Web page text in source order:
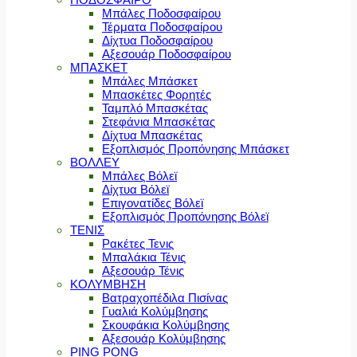
Μπάλες Ποδοσφαίρου
Τέρματα Ποδοσφαίρου
Δίχτυα Ποδοσφαίρου
Αξεσουάρ Ποδοσφαίρου
ΜΠΑΣΚΕΤ
Μπάλες Μπάσκετ
Μπασκέτες Φορητές
Ταμπλό Μπασκέτας
Στεφάνια Μπασκέτας
Δίχτυα Μπασκέτας
Εξοπλισμός Προπόνησης Μπάσκετ
ΒΟΛΛΕΥ
Μπάλες Βόλεϊ
Δίχτυα Βόλεϊ
Επιγονατίδες Βόλεϊ
Εξοπλισμός Προπόνησης Βόλεϊ
ΤΕΝΙΣ
Ρακέτες Τενις
Μπαλάκια Τένις
Αξεσουάρ Τένις
ΚΟΛΥΜΒΗΣΗ
Βατραχοπέδιλα Πισίνας
Γυαλιά Κολύμβησης
Σκουφάκια Κολύμβησης
Αξεσουάρ Κολύμβησης
PING PONG